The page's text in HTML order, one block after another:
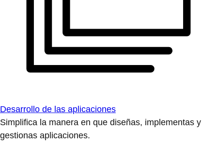
Desarrollo de las aplicaciones
Simplifica la manera en que diseñas, implementas y
gestionas aplicaciones.